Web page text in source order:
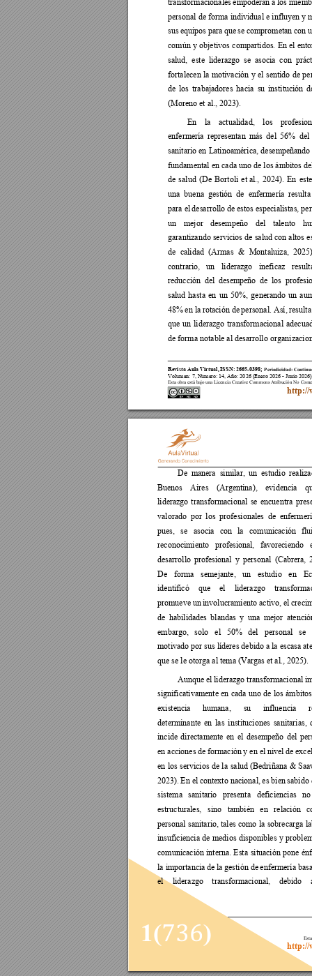
Revista Aula Virtual, ISSN: 2665-0398; Periodicidad:
Volumen: 7, Número: 1 4, Año: 2026 (Enero 2026 - Junio 2026
Esta obra está bajo una Licencia Creative Commons Atribución No
http://
transformacionales empoderan a los
personal de forma individual e influyen y
sus equipos para que se comprometan con
común y objetivos compartidos. En el
salud, este liderazgo se asocia con
fortalecen la motivación y el sentido de
de los trabajadores hacia su institución
(Moreno et al., 2023).
En la actualidad, los
enfermería representan más del 56% del
sanitario en Latinoamérica,
fundamental en cada uno de los ámbitos
de salud (De Bortoli et al., 2024). En
una buena gestión de enfermería resulta
para el desarrollo de estos especialistas,
un
mejor desempeño del talento
garantizando servicios de salud con altos
de
calidad (Armas & Montaluiza,
contrario,
un liderazgo ineficaz
reducción del desempeño de los
salud hasta en un 50%, generando un
48% en la rotación de personal. Así,
que un liderazgo transformacional
de forma notable al desarrollo
1(736)
http://
De manera similar, un estudio
Buenos
Aires (Argentina), evidencia
liderazgo transformacional se encuentra
valorado por los profesionales de
pues,
se asocia con la comunicación
reconocimiento
profesional, favoreciendo
desarrollo profesional y personal (Cabrera,
De
forma semejante, un estudio en
identificó
que el liderazgo
promueve un involucramiento activo, el
de habilidades blandas y una mejor
embargo,
solo el 50% del personal
se
motivado por sus líderes debido a la escasa
que se le otorga al tema (Vargas et al., 2025).
Aunque el liderazgo transformacional
significativamente en cada uno de los
existencia
humana, su influencia
determinante en las instituciones sanitarias,
incide directamente en el desempeño del
en acciones de formación y en el nivel de
en los servicios de la salud (Bedriñana &
2023). En el contexto nacional, es bien sabido
sistema
sanitario presenta deficiencias
estructurales,
sino también en relación
personal sanitario, tales como la sobrecarga
insuficiencia de medios disponibles y
comunicación interna. Esta situación pone
la importancia de la gestión de enfermería
el
liderazgo transformacional, debido